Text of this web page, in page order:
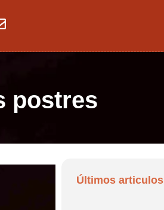
postres
Últimos articulos